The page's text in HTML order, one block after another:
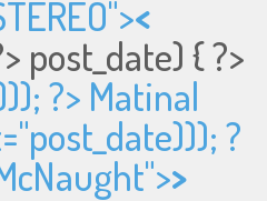
<
post_date) { ?>
?> Matinal
post_date))); ?
>